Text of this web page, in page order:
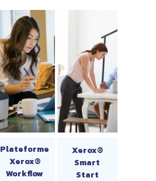
Plateforme
Xerox®
Workflow
Xerox®
Smart
Start